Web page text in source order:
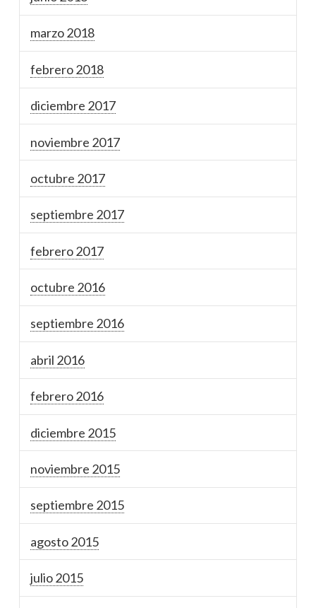
marzo 2018
febrero 2018
diciembre 2017
noviembre 2017
octubre 2017
septiembre 2017
febrero 2017
octubre 2016
septiembre 2016
abril 2016
febrero 2016
diciembre 2015
noviembre 2015
septiembre 2015
agosto 2015
julio 2015